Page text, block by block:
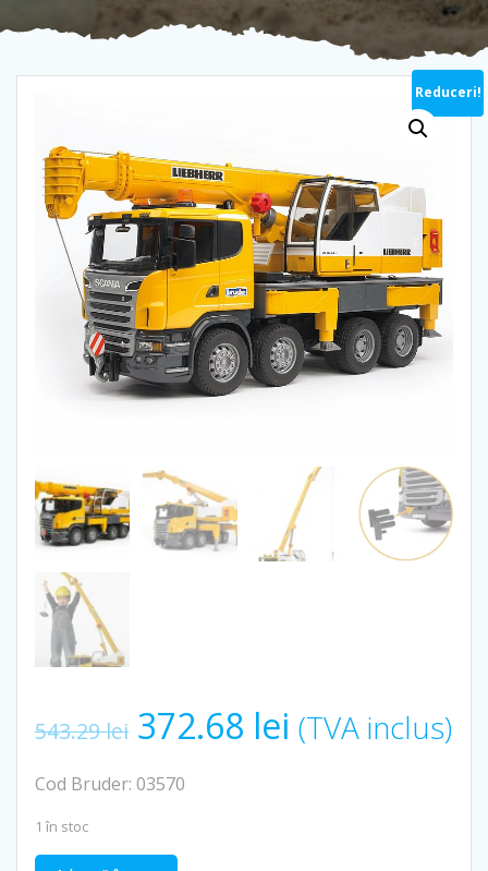
Reduceri!
543.29lei Prețul
inițial
372.68 lei Prețul
(TVA inclus)
Cod Bruder: 03570
1 în stoc